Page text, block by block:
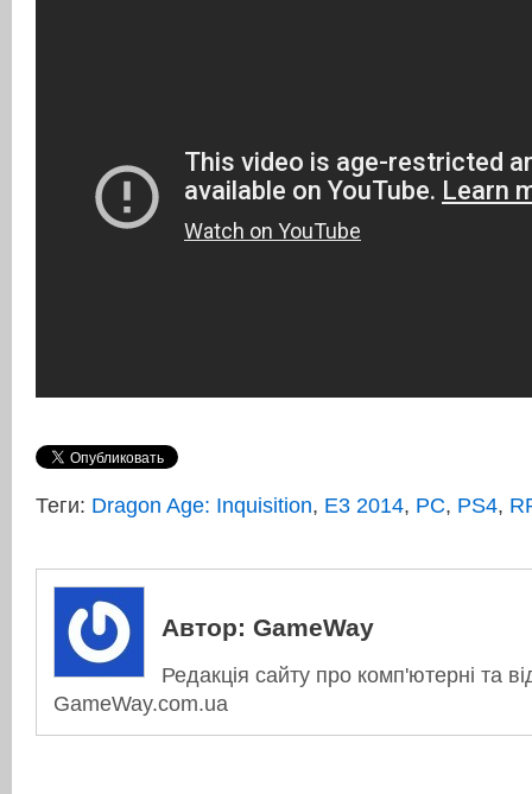
Теги: Dragon Age: Inquisition, E3 2014, PC, PS4,
Автор: GameWay
Редакція сайту про комп'ютерні та
GameWay.com.ua